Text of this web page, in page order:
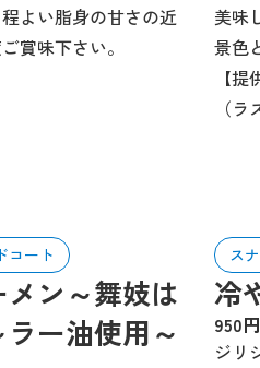
よい脂身の甘さの近
賞味下さい。
美味
景色
【
（
コート
ン～舞妓は
ー油使用～
ス
冷
950
ジリ